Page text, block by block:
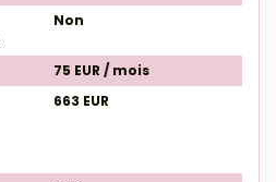
Non
75 EUR / mois
663 EUR